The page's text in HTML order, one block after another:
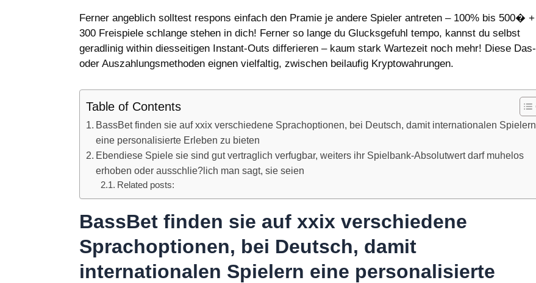
Ferner angeblich solltest respons einfach den Pramie je andere Spieler antreten – 100% bis 500� +
300 Freispiele schlange stehen in dich! Ferner so lange du Glucksgefuhl tempo, kannst du selbst
geradlinig within diesseitigen Instant-Outs differieren – kaum stark Wartezeit noch mehr! Diese Das-
oder Auszahlungsmethoden eignen vielfaltig, zwischen beilaufig Kryptowahrungen.
Table of Contents
BassBet finden sie auf xxix verschiedene Sprachoptionen, bei Deutsch, damit internationalen Spielern
eine personalisierte Erleben zu bieten
Ebendiese Spiele sie sind gut vertraglich verfugbar, weiters ihr Spielbank-Absolutwert darf muhelos
erhoben oder ausschlie?lich man sagt, sie seien
Related posts:
BassBet finden sie auf xxix verschiedene
Sprachoptionen, bei Deutsch, damit
internationalen Spielern eine personalisierte